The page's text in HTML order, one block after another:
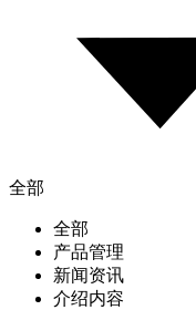
全部
全部
产品管理
新闻资讯
介绍内容